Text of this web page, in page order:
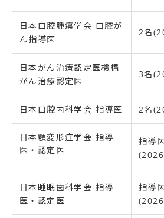
日本口腔腫瘍学会 口腔が
ん指導医
2名
日本がん治療認定医機構
がん治療認定医
3名
日本口腔内科学会 指導医 2名
日本顎変形症学会 指導
医・認定医
指導
日本睡眠歯科学会 指導
医・認定医
指導